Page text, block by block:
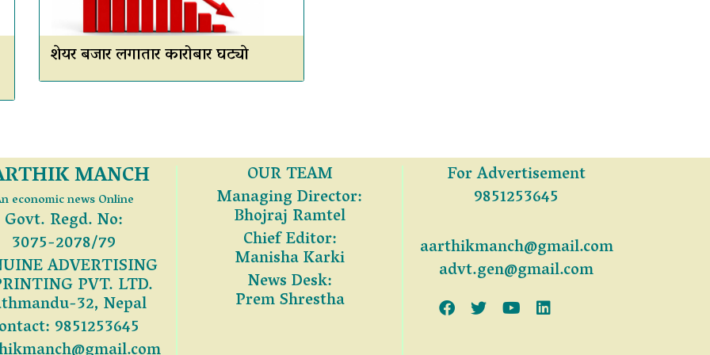
शेयर बजार लगातार कारोबार घट्याे
MANCH
economic news Online
Govt. Regd. No:
3075-2078/79
ADVERTISING
PVT. LTD.
32, Nepal
9851253645
OUR TEAM
Managing Director:
Bhojraj Ramtel
Chief Editor:
Manisha Karki
News Desk:
Prem Shrestha
For Advertisement
9851253645
aarthikmanch@gmail.com
advt.gen@gmail.com